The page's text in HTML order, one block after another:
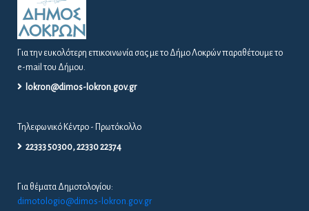
Για την ευκολότερη επικοινωνία σας με το Δήμο Λοκρών παραθέτουμε το
e-mail του Δήμου.
lokron@dimos-lokron.gov.gr
Τηλεφωνικό Κέντρο - Πρωτόκολλο
22333 50300, 22330 22374
Για θέματα Δημοτολογίου:
dimotologio@dimos-lokron.gov.gr